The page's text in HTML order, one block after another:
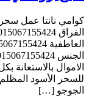
كوامي نانتا عمل
للسحر الأسود
الجوجو […]